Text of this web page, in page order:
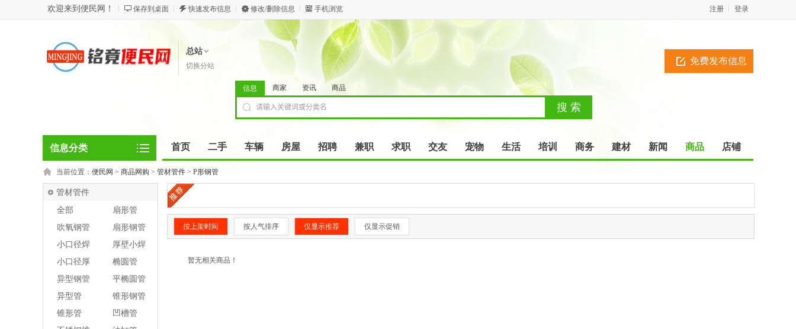
欢迎来到便民网！ 保存到桌面 快速发布信息 修改/删除信息 手机浏览 登录
注册
总站
切换分站 免费发布信息
信息 商家 资讯 商品
信息分类 首页 二手 车辆 房屋 招聘 兼职 求职 交友 宠物 生活 培训 商务 建材 新闻 商品 店铺
当前位置： 便民网 > 商品网购 > 管材管件 > P形钢管
管材管件
全部
扇形管
吹氧钢管
扇形钢管
小口径焊
管
厚壁小焊
管
小口径厚
壁焊管
椭圆管
异型钢管
平椭圆管
异型管
锥形钢管
锥形管
凹槽管
按上架时间 按人气排序 仅显示推荐 仅显示促销
暂无相关商品！